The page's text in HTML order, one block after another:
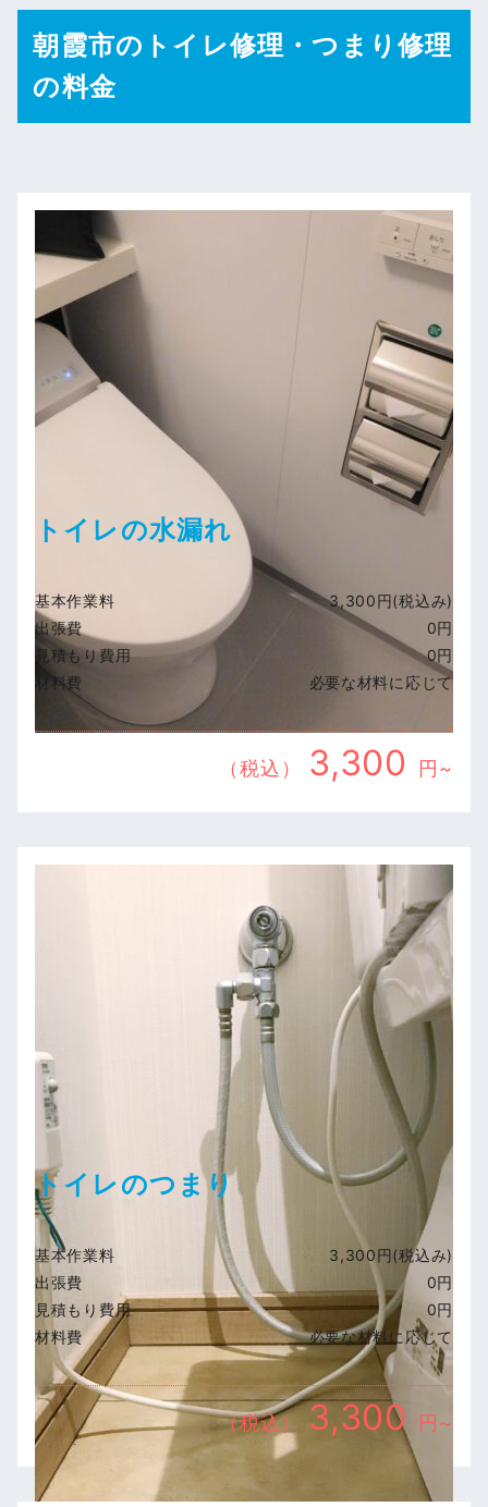
朝霞市のトイレ修理・つまり修理
の料金
トイレの水漏れ
基本作業料
3,300円(税込み)
出張費
0円
見積もり費用
0円
材料費
必要な材料に応じて
（税込） 3,300 円~
トイレのつまり
基本作業料
3,300円(税込み)
出張費
0円
見積もり費用
0円
材料費
必要な材料に応じて
（税込） 3,300 円~